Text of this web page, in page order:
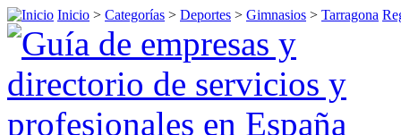
Inicio > Categorías > Deportes > Gimnasios > Tarragona